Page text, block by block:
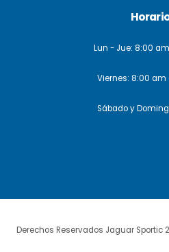
Lun - Jue: 8:00
Viernes: 8:00 am
Sábado y
Derechos Reservados Jaguar Sportic